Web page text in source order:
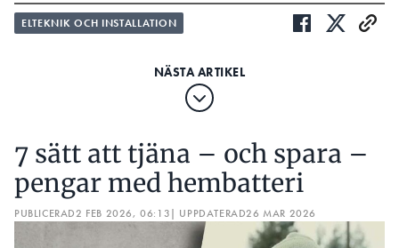
ELTEKNIK OCH INSTALLATION
7 sätt att tjäna – och spara –
pengar med hembatteri
PUBLICERAD2 FEB 2026, 06:13| UPPDATERAD26 MAR 2026